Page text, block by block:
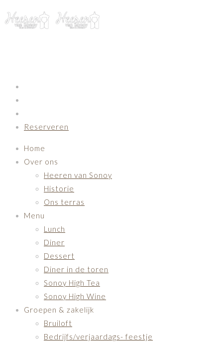
Reserveren
Home
Over ons
Heeren van Sonoy
Historie
Ons terras
Menu
Lunch
Diner
Dessert
Diner in de toren
Sonoy High Tea
Sonoy High Wine
Groepen & zakelijk
Bruiloft
Bedrijfs/verjaardags- feestje